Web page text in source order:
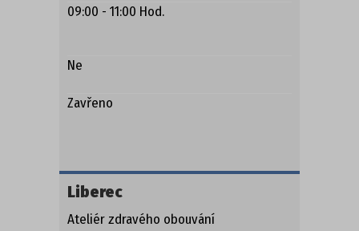
09:00 - 11:00 Hod.
Ne
Zavřeno
Liberec
Ateliér zdravého obouvání